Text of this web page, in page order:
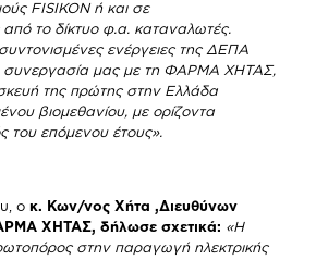
FISIKON ή και σε
το δίκτυο φ.α. καταναλωτές.
ενέργειες της ΔΕΠΑ
συνεργασία μας με τη ΦΑΡΜΑ ΧΗΤΑΣ,
της πρώτης στην Ελλάδα
βιομεθανίου, με ορίζοντα
του επόμενου έτους».
οκ. Κων/νος Χήτα ,Διευθύνων
ΧΗΤΑΣ, δήλωσε σχετικά: «Η
στην παραγωγή ηλεκτρικής